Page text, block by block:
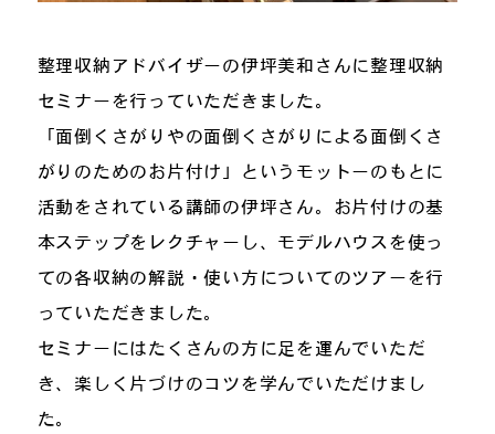
整理収納アドバイザーの伊坪美和さんに整理収納
セミナーを行っていただきました。
「面倒くさがりやの面倒くさがりによる面倒くさ
がりのためのお片付け」というモットーのもとに
活動をされている講師の伊坪さん。お片付けの基
本ステップをレクチャーし、モデルハウスを使っ
ての各収納の解説・使い方についてのツアーを行
っていただきました。
セミナーにはたくさんの方に足を運んでいただ
き、楽しく片づけのコツを学んでいただけまし
た。